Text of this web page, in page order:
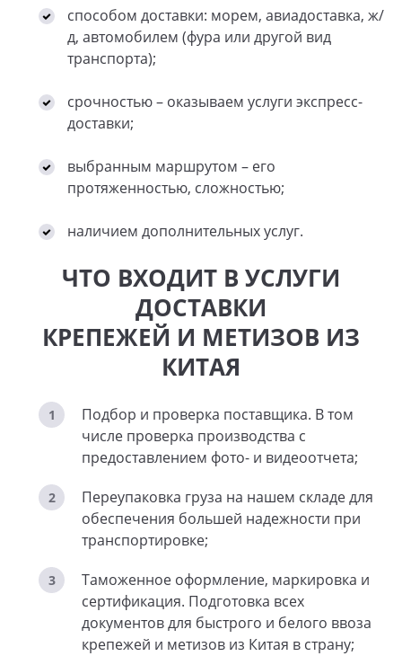
способом доставки: морем, авиадоставка, ж/
д, автомобилем (фура или другой вид
транспорта);
срочностью – оказываем услуги экспресс-
доставки;
выбранным маршрутом – его
протяженностью, сложностью;
наличием дополнительных услуг.
ЧТО ВХОДИТ В УСЛУГИ
ДОСТАВКИ
КРЕПЕЖЕЙ И МЕТИЗОВ ИЗ
КИТАЯ
Подбор и проверка поставщика. В том
числе проверка производства с
предоставлением фото- и видеоотчета;
Переупаковка груза на нашем складе для
обеспечения большей надежности при
транспортировке;
Таможенное оформление, маркировка и
сертификация. Подготовка всех
документов для быстрого и белого ввоза
крепежей и метизов из Китая в страну;